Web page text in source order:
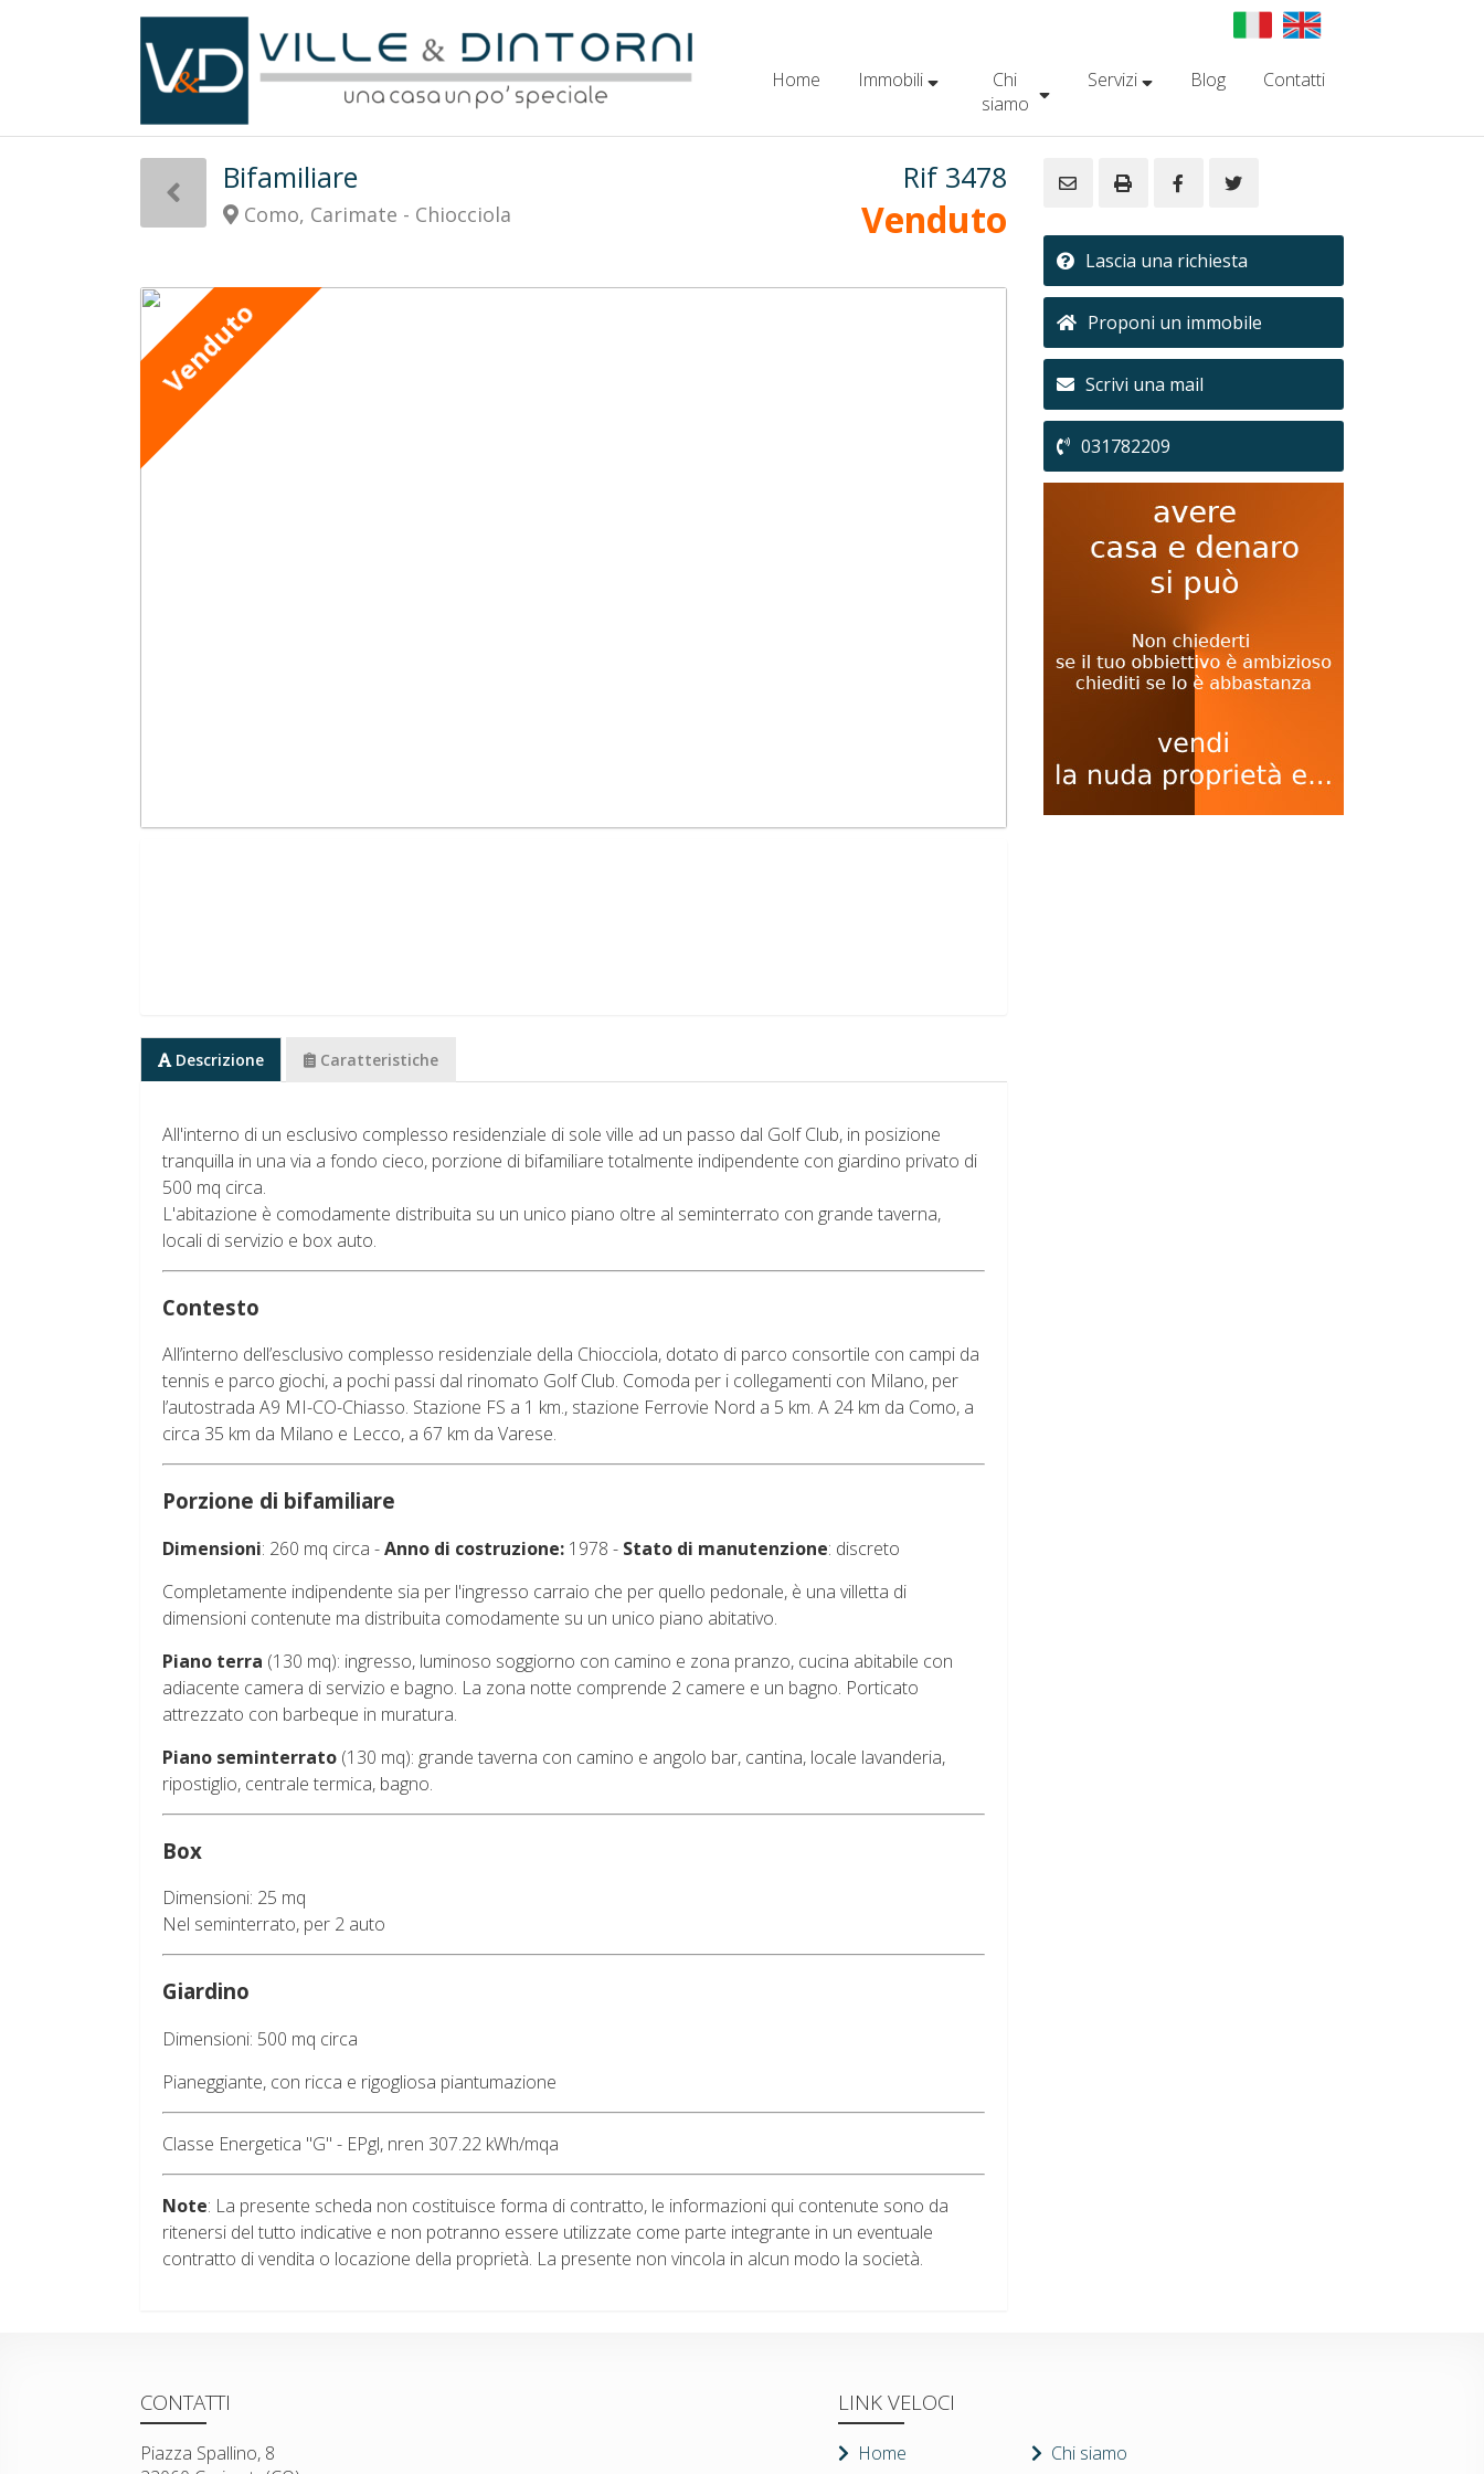
Home Immobili
Chi
siamo
Servizi Blog Contatti
Bifamiliare
Como, Carimate - Chiocciola
Rif 3478
Venduto
Venduto
Descrizione Caratteristiche
All'interno di un esclusivo complesso residenziale di sole ville ad un passo dal Golf Club, in posizione
tranquilla in una via a fondo cieco, porzione di bifamiliare totalmente indipendente con giardino privato di
500 mq circa.
L'abitazione è comodamente distribuita su un unico piano oltre al seminterrato con grande taverna,
locali di servizio e box auto.
Contesto
All’interno dell’esclusivo complesso residenziale della Chiocciola, dotato di parco consortile con campi da
tennis e parco giochi, a pochi passi dal rinomato Golf Club. Comoda per i collegamenti con Milano, per
l’autostrada A9 MI-CO-Chiasso. Stazione FS a 1 km., stazione Ferrovie Nord a 5 km. A 24 km da Como, a
circa 35 km da Milano e Lecco, a 67 km da Varese.
Porzione di bifamiliare
Dimensioni: 260 mq circa -Anno di costruzione: 1978 - Stato di manutenzione: discreto
Completamente indipendente sia per l'ingresso carraio che per quello pedonale, è una villetta di
dimensioni contenute ma distribuita comodamente su un unico piano abitativo.
Piano terra (130 mq): ingresso, luminoso soggiorno con camino e zona pranzo, cucina abitabile con
adiacente camera di servizio e bagno. La zona notte comprende 2 camere e un bagno. Porticato
attrezzato con barbeque in muratura.
Piano seminterrato (130 mq): grande taverna con camino e angolo bar, cantina, locale lavanderia,
ripostiglio, centrale termica, bagno.
Box
Dimensioni: 25 mq
Nel seminterrato, per 2 auto
Giardino
Dimensioni: 500 mq circa
Pianeggiante, con ricca e rigogliosa piantumazione
Classe Energetica "G" - EPgl, nren 307.22 kWh/mqa
Note: La presente scheda non costituisce forma di contratto, le informazioni qui contenute sono da
ritenersi del tutto indicative e non potranno essere utilizzate come parte integrante in un eventuale
contratto di vendita o locazione della proprietà. La presente non vincola in alcun modo la società.
Lascia una richiesta
Proponi un immobile
Scrivi una mail
031782209
CONTATTI
Piazza Spallino, 8
LINK VELOCI
Home Chi siamo